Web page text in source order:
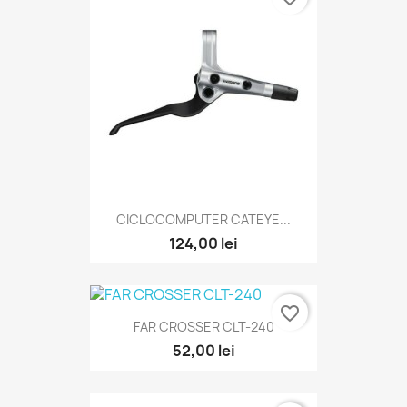
CICLOCOMPUTER CATEYE...
124,00 lei
FAR CROSSER CLT-240
52,00 lei
favorite_border